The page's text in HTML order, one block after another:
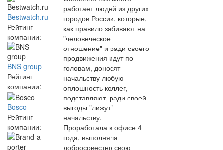
Bestwatch.ru
Рейтинг
компании:
BNS group
Рейтинг
компании:
Bosco
Рейтинг
компании:
работает людей из других
городов России, которые,
как правило забивают на
"человеческое
отношение" и ради своего
продвижения идут по
головам, доносят
начальству любую
оплошность коллег,
подставляют, ради своей
выгоды "лижут"
начальству.
Проработала в офисе 4
года, выполняла
добросовестно свою